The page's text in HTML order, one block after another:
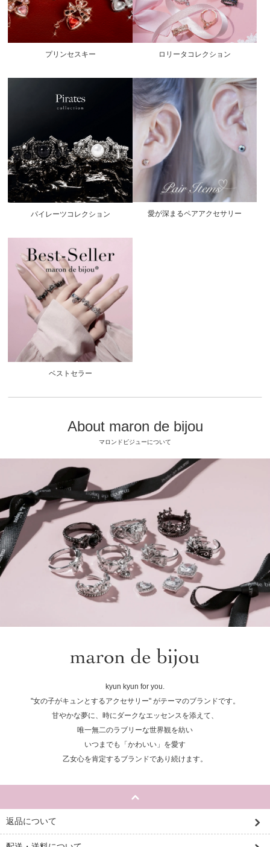
プリンセスキー ロリータコレクション
パイレーツコレクション 愛が深まるペアアクセサリー
ベストセラー
About maron de bijou
マロンドビジューについて
kyun kyun for you.
"女の子がキュンとするアクセサリー" がテーマのブランドです。
甘やかな夢に、時にダークなエッセンスを添えて、
唯一無二のラブリーな世界観を紡い
いつまでも「かわいい」を愛す
乙女心を肯定するブランドであり続けます。
返品について